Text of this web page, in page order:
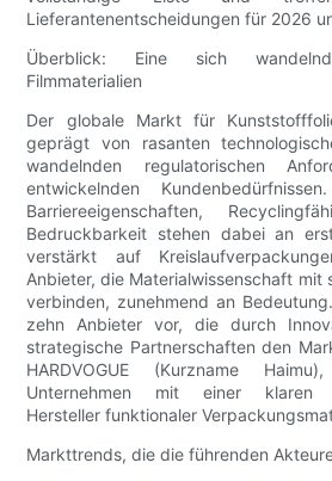
Lieferantenentscheidungen für 2026
Überblick: Eine sich
Filmmaterialien
Der globale Markt für
geprägt von rasanten
wandelnden regulatorischen
entwickelnden
Barriereeigenschaften,
Bedruckbarkeit stehen dabei an
verstärkt auf
Anbieter, die Materialwissenschaft mit
verbinden, zunehmend an
zehn Anbieter vor, die durch
strategische Partnerschaften den
HARDVOGUE (Kurzname
Unternehmen mit einer klaren
Hersteller funktionaler
Markttrends, die die führenden